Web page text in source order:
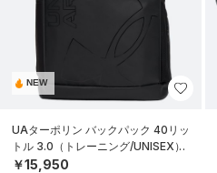
NEW
UAターポリン バックパック 40リッ
トル 3.0（トレーニング/UNISEX）
￥15,950